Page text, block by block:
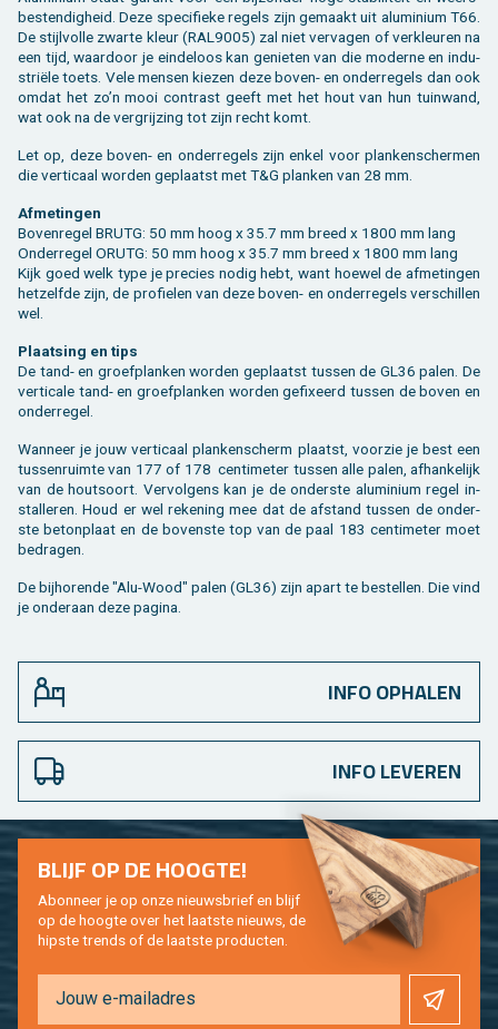
be­sten­dig­heid. Deze spe­ci­fie­ke re­gels zijn ge­maakt uit alu­mi­ni­um T66.
De stijl­vol­le zwar­te kleur (RAL9005) zal niet ver­va­gen of ver­kleu­ren na
een tijd, waar­door je ein­de­loos kan ge­nie­ten van die mo­der­ne en in­du­
striële toets. Vele men­sen kie­zen deze boven- en on­der­re­gels dan ook
omdat het zo’n mooi con­trast geeft met het hout van hun tuin­wand,
wat ook na de ver­grij­zing tot zijn recht komt.
Let op, deze boven- en on­der­re­gels zijn enkel voor plan­ken­scher­men
die ver­ti­caal wor­den ge­plaatst met T&G plan­ken van 28 mm.
Af­me­tin­gen
Bo­ven­re­gel BRUTG: 50 mm hoog x 35.7 mm breed x 1800 mm lang
On­der­re­gel ORUTG: 50 mm hoog x 35.7 mm breed x 1800 mm lang
Kijk goed welk type je pre­cies nodig hebt, want hoe­wel de af­me­tin­gen
het­zelf­de zijn, de pro­fie­len van deze boven- en on­der­re­gels ver­schil­len
wel.
Plaat­sing en tips
De tand- en groef­plan­ken wor­den ge­plaatst tus­sen de GL36 palen. De
ver­ti­ca­le tand- en groef­plan­ken wor­den ge­fixeerd tus­sen de boven en
on­der­re­gel.
Wan­neer je jouw ver­ti­caal plan­ken­scherm plaatst, voor­zie je best een
tus­sen­ruim­te van 177 of 178 cen­ti­me­ter tus­sen alle palen, af­han­ke­lijk
van de hout­soort. Ver­vol­gens kan je de on­der­ste alu­mi­ni­um regel in­
stal­le­ren. Houd er wel re­ke­ning mee dat de af­stand tus­sen de on­der­
ste be­ton­plaat en de bo­ven­ste top van de paal 183 cen­ti­me­ter moet
be­dra­gen.
De bij­ho­ren­de "Alu-Wood" palen (GL36) zijn apart te be­stel­len. Die vind
je on­der­aan deze pa­gi­na.
INFO OPHALEN
INFO LEVEREN
BLIJF OP DE HOOG­TE!
Abon­neer je op onze nieuws­brief en blijf
op de hoog­te over het laat­ste nieuws, de
hip­s­te trends of de laat­ste pro­duc­ten.